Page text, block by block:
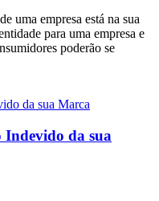
uma empresa está na sua
para uma empresa e
poderão se
da sua